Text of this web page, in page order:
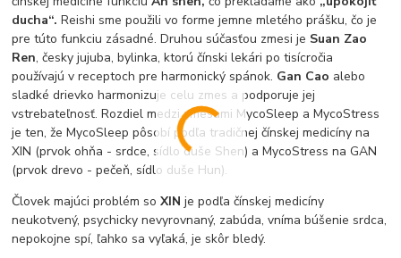
ducha“. Reishi sme použili vo forme jemne mletého prášku, čo je
pre túto funkciu zásadné. Druhou súčasťou zmesi je Suan Zao
Ren, česky jujuba, bylinka, ktorú čínski lekári po tisícročia
používajú v receptoch pre harmonický spánok. Gan Cao alebo
sladké drievko harmonizuje celu zmes a podporuje jej
vstrebateľnosť. Rozdiel medzi zmesami MycoSleep a MycoStress
je ten, že MycoSleep pôsobí podľa tradičnej čínskej medicíny na
XIN (prvok ohňa - srdce, sídlo duše Shen) a MycoStress na GAN
(prvok drevo - pečeň, sídlo duše Hun).
Človek majúci problém soXIN je podľa čínskej medicíny
neukotvený, psychicky nevyrovnaný, zabúda, vníma búšenie srdca,
nepokojne spí, ľahko sa vyľaká, je skôr bledý.